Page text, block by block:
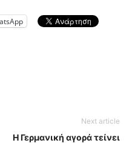
Next article
H Γερμανική αγορά τείνει